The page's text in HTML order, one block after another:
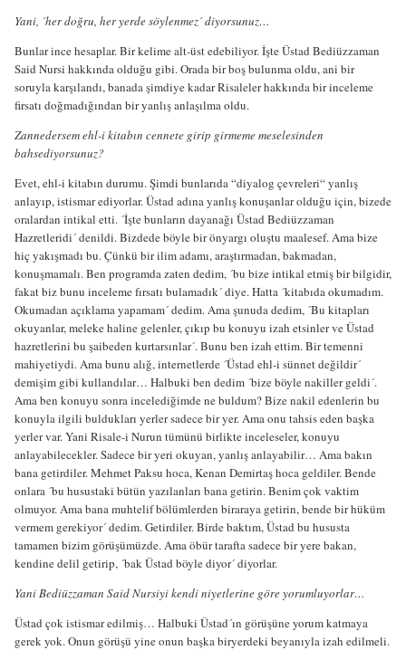
Yani, ´her doğru, her yerde söylenmez´ diyorsunuz…
Bunlar ince hesaplar. Bir kelime alt-üst edebiliyor. İşte Üstad Bediüzzaman
Said Nursi hakkında olduğu gibi. Orada bir boş bulunma oldu, ani bir
soruyla karşılandı, banada şimdiye kadar Risaleler hakkında bir inceleme
firsatı doğmadığından bir yanlış anlaşılma oldu.
Zannedersem ehl-i kitabın cennete girip girmeme meselesinden
bahsediyorsunuz?
Evet, ehl-i kitabın durumu. Şimdi bunlarıda “diyalog çevreleri“ yanlış
anlayıp, istismar ediyorlar. Üstad adına yanlış konuşanlar olduğu için, bizede
oralardan intikal etti. ´İşte bunların dayanağı Üstad Bediüzzaman
Hazretleridi´ denildi. Bizdede böyle bir önyargı oluştu maalesef. Ama bize
hiç yakışmadı bu. Çünkü bir ilim adamı, araştırmadan, bakmadan,
konuşmamalı. Ben programda zaten dedim, ´bu bize intikal etmiş bir bilgidir,
fakat biz bunu inceleme fırsatı bulamadık´ diye. Hatta ´kitabıda okumadım.
Okumadan açıklama yapamam´ dedim. Ama şunuda dedim, ´Bu kitapları
okuyanlar, meleke haline gelenler, çıkıp bu konuyu izah etsinler ve Üstad
hazretlerini bu şaibeden kurtarsınlar´. Bunu ben izah ettim. Bir temenni
mahiyetiydi. Ama bunu alığ, internetlerde ´Üstad ehl-i sünnet değildir´
demişim gibi kullandılar… Halbuki ben dedim ´bize böyle nakiller geldi´.
Ama ben konuyu sonra incelediğimde ne buldum? Bize nakil edenlerin bu
konuyla ilgili buldukları yerler sadece bir yer. Ama onu tahsis eden başka
yerler var. Yani Risale-i Nurun tümünü birlikte inceleseler, konuyu
anlayabilecekler. Sadece bir yeri okuyan, yanlış anlayabilir… Ama bakın
bana getirdiler. Mehmet Paksu hoca, Kenan Demirtaş hoca geldiler. Bende
onlara ´bu husustaki bütün yazılanları bana getirin. Benim çok vaktim
olmuyor. Ama bana muhtelif bölümlerden biraraya getirin, bende bir hüküm
vermem gerekiyor´ dedim. Getirdiler. Birde baktım, Üstad bu hususta
tamamen bizim görüşümüzde. Ama öbür tarafta sadece bir yere bakan,
kendine delil getirip, ´bak Üstad böyle diyor´ diyorlar.
Yani Bediüzzaman Said Nursiyi kendi niyetlerine göre yorumluyorlar…
Üstad çok istismar edilmiş… Halbuki Üstad´ın görüşüne yorum katmaya
gerek yok. Onun görüşü yine onun başka biryerdeki beyanıyla izah edilmeli.